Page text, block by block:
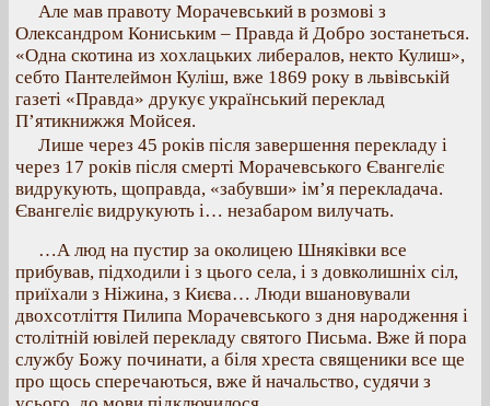
Але мав правоту Морачевський в розмові з
Олександром Кониським – Правда й Добро зостанеться.
«Одна скотина из хохлацьких либералов, некто Кулиш»,
себто Пантелеймон Куліш, вже 1869 року в львівській
газеті «Правда» друкує український переклад
П’ятикнижжя Мойсея.
Лише через 45 років після завершення перекладу і
через 17 років після смерті Морачевського Євангеліє
видрукують, щоправда, «забувши» ім’я перекладача.
Євангеліє видрукують і… незабаром вилучать.
…А люд на пустир за околицею Шняківки все
прибував, підходили і з цього села, і з довколишніх сіл,
приїхали з Ніжина, з Києва… Люди вшановували
двохсотліття Пилипа Морачевського з дня народження і
столітній ювілей перекладу святого Письма. Вже й пора
службу Божу починати, а біля хреста священики все ще
про щось сперечаються, вже й начальство, судячи з